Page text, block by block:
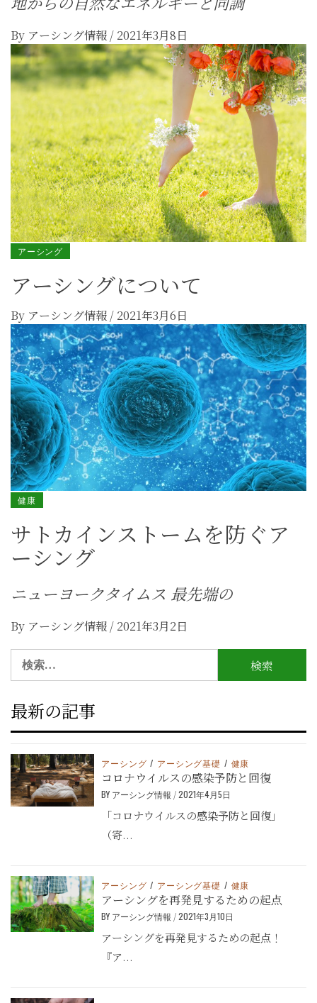
By アーシング情報 / 2021年3月8日
アーシング
アーシングについて
By アーシング情報 / 2021年3月6日
健康
サトカインストームを防ぐア
ーシング
ニューヨークタイムス 最先端の
By アーシング情報 / 2021年3月2日
索:
最新の記事
アーシング / アーシング基礎 / 健康
コロナウイルスの感染予防と回復
BY アーシング情報 /2021年4月5日
「コロナウイルスの感染予防と回復」
（寄...
アーシング / アーシング基礎 / 健康
アーシングを再発見するための起点
BY アーシング情報 /2021年3月10日
アーシングを再発見するための起点！
『ア...